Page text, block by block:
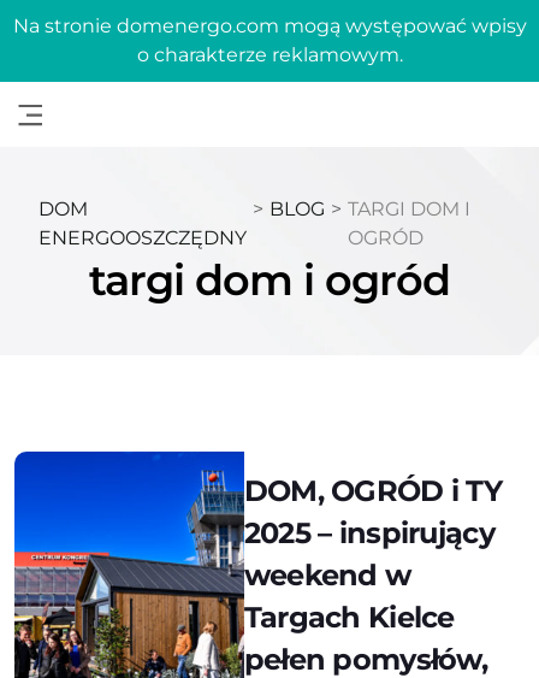
Na stronie domenergo.com mogą występować wpisy
o charakterze reklamowym.
DOM
ENERGOOSZCZĘDNY
> BLOG > TARGI DOM I
OGRÓD
targi dom i ogród
DOM, OGRÓD i TY
2025 – inspirujący
weekend w
Targach Kielce
pełen pomysłów,